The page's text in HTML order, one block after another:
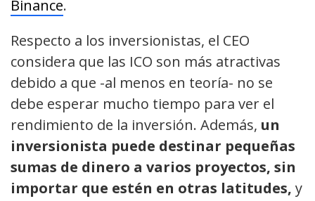
Binance.
Respecto a los inversionistas, el CEO
considera que las ICO son más atractivas
debido a que -al menos en teoría- no se
debe esperar mucho tiempo para ver el
rendimiento de la inversión. Además, un
inversionista puede destinar pequeñas
sumas de dinero a varios proyectos, sin
importar que estén en otras latitudes, y